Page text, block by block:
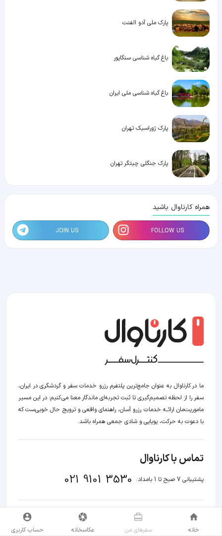
پارک ملی آدو الفنت
باغ گیاه شناسی سنگاپور
باغ گیاه شناسی ملی ایران
پارک ژوراسیک تهران
پارک جنگلی چیتگر تهران
همراه کارناوال باشید
FOLLOW US
JOIN US
ما در کارناوال به عنوان جامع‌ترین پلتفرم رزرو خدمات سفر و گردشگری در ایران،
سفر را از لحظه‌ تصمیم‌گیری تا ثبت تجربه‌ای ماندگار معنا می‌کنیم؛ در این مسیر‍
ماموریت‌مان اراﺋــﻪ خدمات رزرو آسان، راهنمای واقعی و ترویج حال خوبی‌ست که
با دعوت به حرکت، پویایی و شادی جمعی همراه باشد.
تماس با کارناوال
پشتیبانی 7 صبح تا 1 بامداد: 021 9101 3530
درباره ما
شرایط و ضوابـط
خانه
سفر‌های من عکاسخانه حساب کاربری